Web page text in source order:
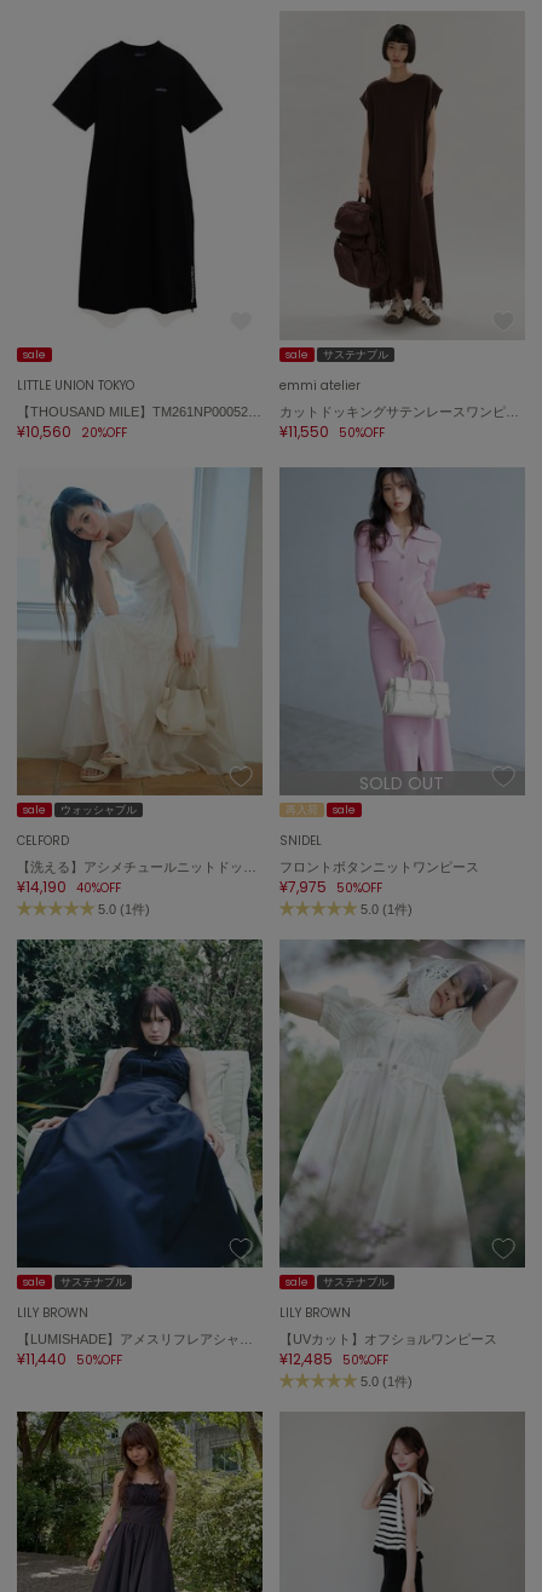
sale
LITTLE UNION TOKYO
¥10,560 20%OFF
sale サステナブル
emmi atelier
カットドッキングサテンレースワンピース
¥11,550 50%OFF
sale ウォッシャブル
CELFORD
¥14,190 40%OFF
5.0 (1件)
SOLD OUT
再入荷 sale
SNIDEL
フロントボタンニットワンピース
¥7,975 50%OFF
5.0 (1件)
sale サステナブル
LILY BROWN
¥11,440 50%OFF
sale サステナブル
LILY BROWN
【UVカット】オフショルワンピース
¥12,485 50%OFF
5.0 (1件)